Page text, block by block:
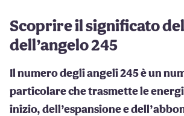
Scoprire il significato
dell’angelo 245
Il numero degli angeli 245 è un
particolare che trasmette le
inizio, dell’espansione e